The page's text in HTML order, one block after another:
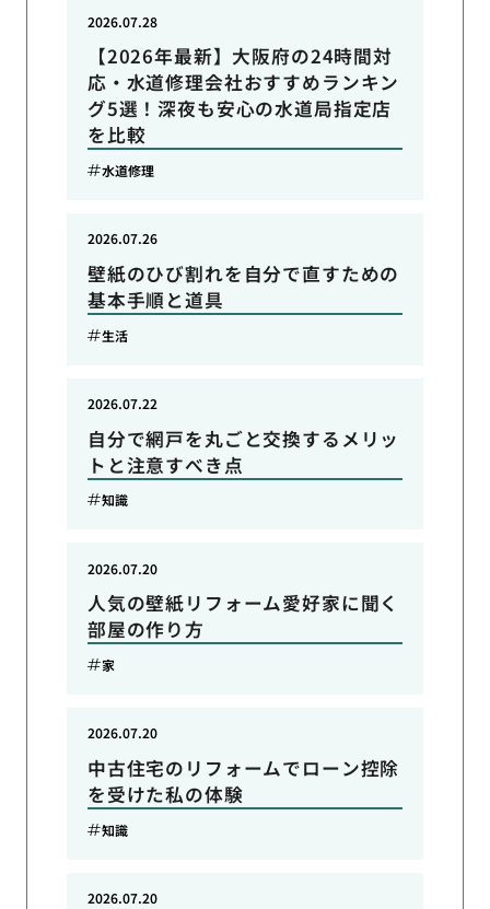
【2026年最新】大阪府の24時間対
応・水道修理会社おすすめランキン
グ5選！深夜も安心の水道局指定店
を比較
2026.07.28
水道修理
壁紙のひび割れを自分で直すための
基本手順と道具
2026.07.26
生活
自分で網戸を丸ごと交換するメリッ
トと注意すべき点
2026.07.22
知識
人気の壁紙リフォーム愛好家に聞く
部屋の作り方
2026.07.20
家
中古住宅のリフォームでローン控除
を受けた私の体験
2026.07.20
知識
2026.07.20